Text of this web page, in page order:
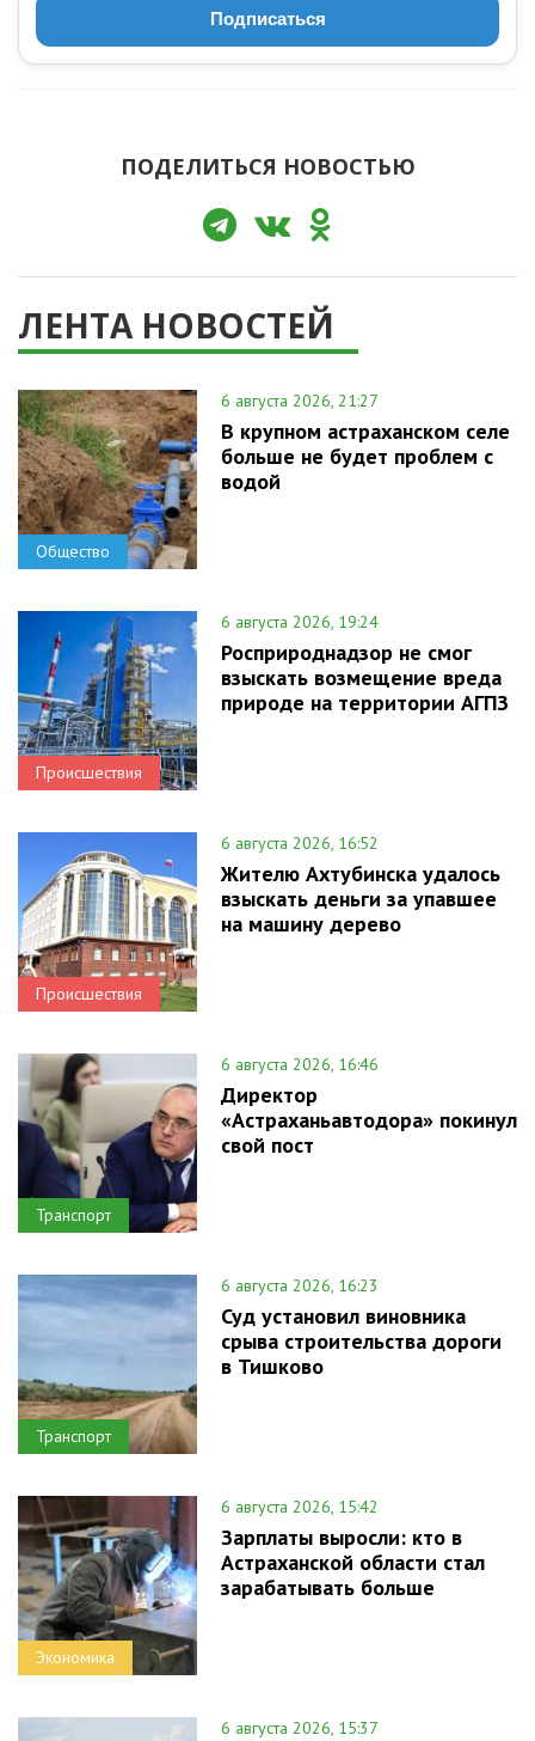
Подписаться
ПОДЕЛИТЬСЯ НОВОСТЬЮ
ЛЕНТА НОВОСТЕЙ
Общество
6 августа 2026, 21:27
В крупном астраханском селе
больше не будет проблем с
водой
Происшествия
6 августа 2026, 19:24
Росприроднадзор не смог
взыскать возмещение вреда
природе на территории АГПЗ
Происшествия
6 августа 2026, 16:52
Жителю Ахтубинска удалось
взыскать деньги за упавшее
на машину дерево
Транспорт
6 августа 2026, 16:46
Директор
«Астраханьавтодора» покинул
свой пост
Транспорт
6 августа 2026, 16:23
Суд установил виновника
срыва строительства дороги
в Тишково
Экономика
6 августа 2026, 15:42
Зарплаты выросли: кто в
Астраханской области стал
зарабатывать больше
6 августа 2026, 15:37